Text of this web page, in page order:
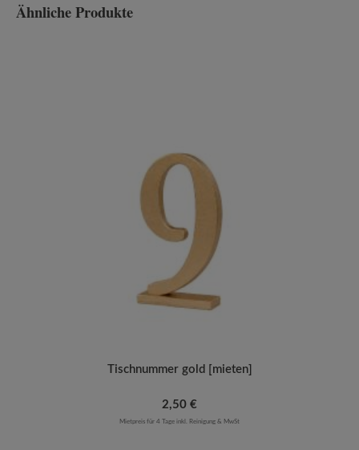
Produktgalerie überspringen
Ähnliche Produkte
Tischnummer gold [mieten]
Regulärer Preis:
2,50 €
Mietpreis für 4 Tage inkl. Reinigung & MwSt